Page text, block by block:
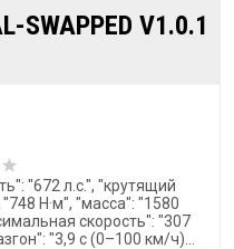
SWAPPED V1.0.1
"672 л.с.", "крутящий
Н·м", "масса": "1580
скорость": "307
"3,9 с (0–100 км/ч)...